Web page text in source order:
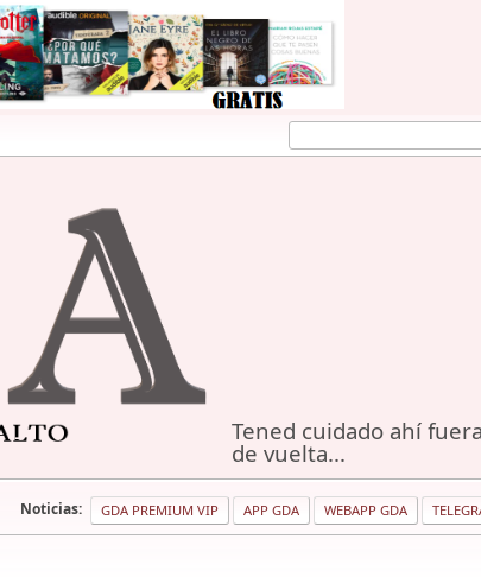
Tened cuidado ahí
de vuelta...
Noticias: GDA PREMIUM VIP APP GDA WEBAPP GDA